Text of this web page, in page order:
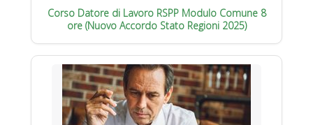
Corso Datore di Lavoro RSPP Modulo Comune 8
ore (Nuovo Accordo Stato Regioni 2025)